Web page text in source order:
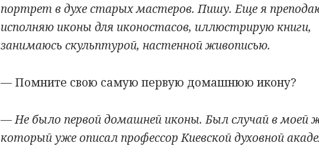
портрет в духе старых мастеров. Пишу. Еще я
исполняю иконы для иконостасов, иллюстрирую книги,
занимаюсь скульптурой, настенной живописью.
— Помните свою самую первую домашнюю икону?
— Не было первой домашней иконы. Был случай в моей
который уже описал профессор Киевской духовной